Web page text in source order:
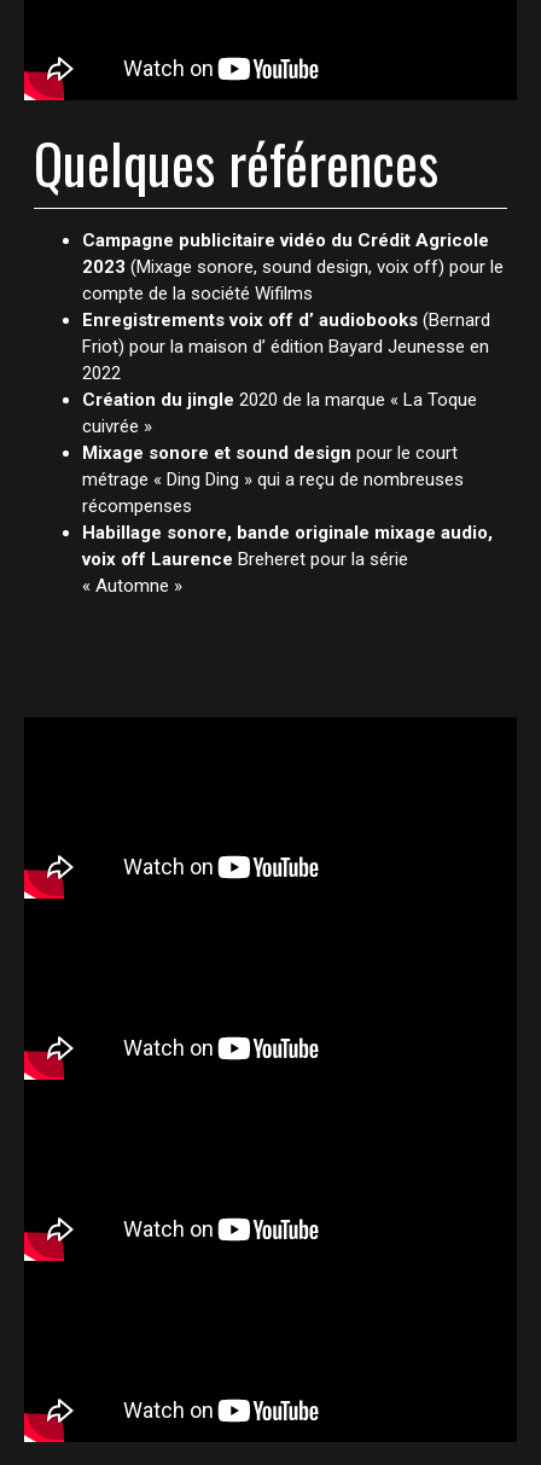
Quelques références
Campagne publicitaire vidéo du Crédit Agricole
2023 (Mixage sonore, sound design, voix off) pour le
compte de la société Wifilms
Enregistrements voix off d’ audiobooks (Bernard
Friot) pour la maison d’ édition Bayard Jeunesse en
2022
Création du jingle 2020 de la marque « La Toque
cuivrée »
Mixage sonore et sound design pour le court
métrage « Ding Ding » qui a reçu de nombreuses
récompenses
Habillage sonore, bande originale mixage audio,
voix off Laurence Breheret pour la série
« Automne »